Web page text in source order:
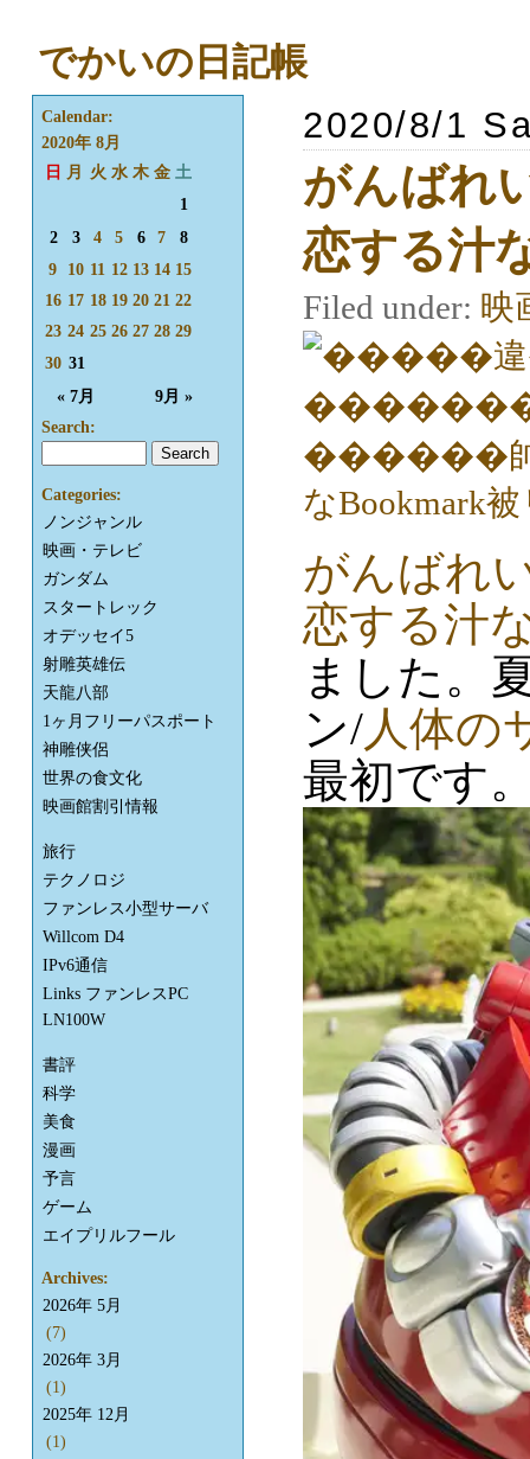
でかいの日記帳
2020/8/1
がんばれ
恋する汁
Filed under: 映
がんばれ
恋する汁
ました。
ン/人体の
最初です
Calendar:
2020年 8月
日
月 火 水 木 金 土
« 7月 9月 »
1
2
3 4 5 6 7
8
9
10 11 12 13 14 15
16 17 18 19 20 21 22
23 24 25 26 27 28 29
30 31
Search:
Categories:
ノンジャンル
映画・テレビ
ガンダム
スタートレック
オデッセイ5
射雕英雄伝
天龍八部
1ヶ月フリーパスポート
神雕侠侶
世界の食文化
映画館割引情報
旅行
テクノロジ
ファンレス小型サーバ
Willcom D4
IPv6通信
Links ファンレスPC
LN100W
書評
科学
美食
漫画
予言
ゲーム
エイプリルフール
Archives:
2026年 5月
(7)
2026年 3月
(1)
2025年 12月
(1)